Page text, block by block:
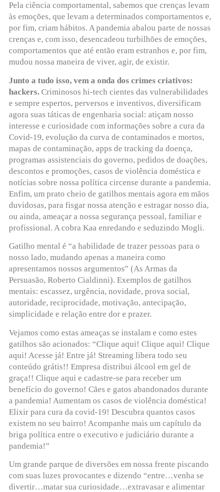
Pela ciência comportamental, sabemos que crenças levam
às emoções, que levam a determinados comportamentos e,
por fim, criam hábitos. A pandemia abalou parte de nossas
crenças e, com isso, desencadeou turbilhões de emoções,
comportamentos que até então eram estranhos e, por fim,
mudou nossa maneira de viver, agir, de existir.
Junto a tudo isso, vem a onda dos crimes criativos:
hackers.Criminosos hi-tech cientes das vulnerabilidades
e sempre espertos, perversos e inventivos, diversificam
agora suas táticas de engenharia social: atiçam nosso
interesse e curiosidade com informações sobre a cura da
Covid-19, evolução da curva de contaminados e mortos,
mapas de contaminação, apps de tracking da doença,
programas assistenciais do governo, pedidos de doações,
descontos e promoções, casos de violência doméstica e
notícias sobre nossa política circense durante a pandemia.
Enfim, um prato cheio de gatilhos mentais agora em mãos
duvidosas, para fisgar nossa atenção e estragar nosso dia,
ou ainda, ameaçar a nossa segurança pessoal, familiar e
profissional. A cobra Kaa enredando e seduzindo Mogli.
Gatilho mental é “a habilidade de trazer pessoas para o
nosso lado, mudando apenas a maneira como
apresentamos nossos argumentos” (As Armas da
Persuasão, Roberto Cialdinni). Exemplos de gatilhos
mentais: escassez, urgência, novidade, prova social,
autoridade, reciprocidade, motivação, antecipação,
simplicidade e relação entre dor e prazer.
Vejamos como estas ameaças se instalam e como estes
gatilhos são acionados: “Clique aqui! Clique aqui! Clique
aqui! Acesse já! Entre já! Streaming libera todo seu
conteúdo grátis!! Empresa distribui álcool em gel de
graça!! Clique aqui e cadastre-se para receber um
benefício do governo! Cães e gatos abandonados durante
a pandemia! Aumentam os casos de violência doméstica!
Elixir para cura da covid-19! Descubra quantos casos
existem no seu bairro! Acompanhe mais um capítulo da
briga política entre o executivo e judiciário durante a
pandemia!”
Um grande parque de diversões em nossa frente piscando
com suas luzes provocantes e dizendo “entre…venha se
divertir…matar sua curiosidade…extravasar e alimentar